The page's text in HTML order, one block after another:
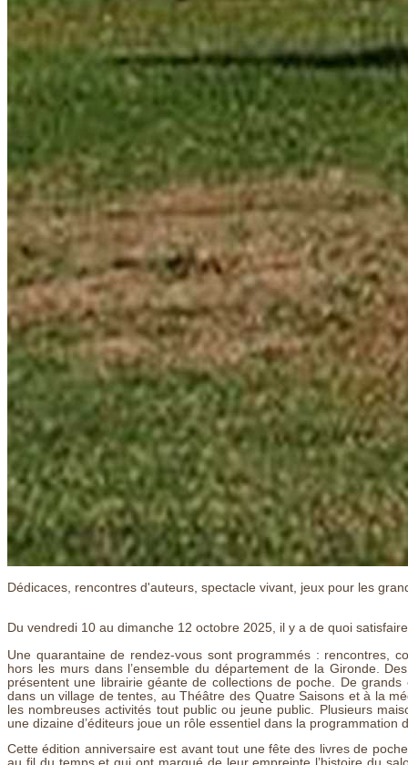
Dédicaces, rencontres d'auteurs, spectacle vivant, jeux pour les
Du vendredi 10 au dimanche 12 octobre 2025, il y a de quoi
Une quarantaine de rendez-vous sont programmés : rencontres,
hors les murs dans l’ensemble du département de la Gironde.
présentent une librairie géante de collections de poche. De
dans un village de tentes, au Théâtre des Quatre Saisons et à la
les nombreuses activités tout public ou jeune public. Plusieurs
une dizaine d’éditeurs joue un rôle essentiel dans la
Cette édition anniversaire est avant tout une fête des livres de